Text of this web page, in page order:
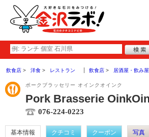
飲食店 洋食 レストラン 飲食店 居酒屋・飲み屋
ポークブラッセリー オインクオインク
Pork Brasserie
076-224-0223
基本情報 クチコミ クーポン
写真